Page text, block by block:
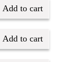
Add to cart
Add to cart